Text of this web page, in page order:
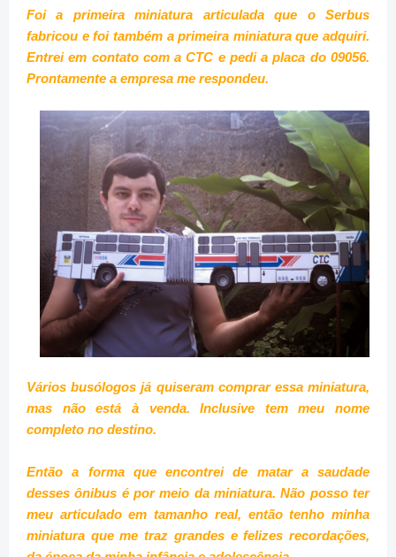
Foi a primeira miniatura articulada que o Serbus
fabricou e foi também a primeira miniatura que adquiri.
Entrei em contato com a CTC e pedi a placa do 09056.
Prontamente a empresa me respondeu.
Vários busólogos já quiseram comprar essa miniatura,
mas não está à venda. Inclusive tem meu nome
completo no destino.
Então a forma que encontrei de matar a saudade
desses ônibus é por meio da miniatura. Não posso ter
meu articulado em tamanho real, então tenho minha
miniatura que me traz grandes e felizes recordações,